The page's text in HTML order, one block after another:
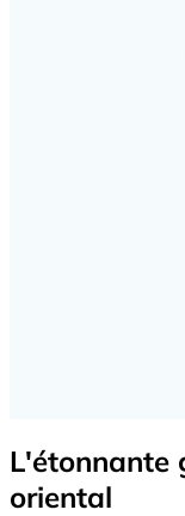
L'étonnante
oriental